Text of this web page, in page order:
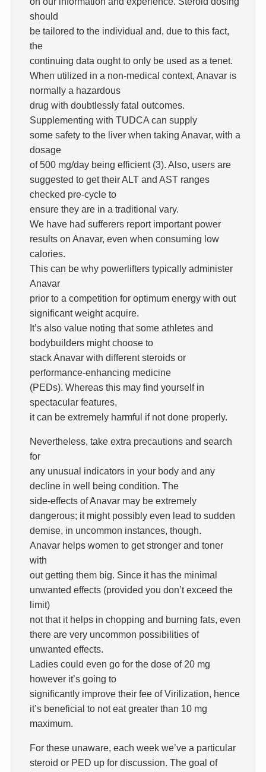
should
be tailored to the individual and, due to this fact,
the
continuing data ought to only be used as a tenet.
When utilized in a non-medical context, Anavar is
normally a hazardous
drug with doubtlessly fatal outcomes.
Supplementing with TUDCA can supply
some safety to the liver when taking Anavar, with a
dosage
of 500 mg/day being efficient (3). Also, users are
suggested to get their ALT and AST ranges
checked pre-cycle to
ensure they are in a traditional vary.
We have had sufferers report important power
results on Anavar, even when consuming low
calories.
This can be why powerlifters typically administer
Anavar
prior to a competition for optimum energy with out
significant weight acquire.
It’s also value noting that some athletes and
bodybuilders might choose to
stack Anavar with different steroids or
performance-enhancing medicine
(PEDs). Whereas this may find yourself in
spectacular features,
it can be extremely harmful if not done properly.
Nevertheless, take extra precautions and search
for
any unusual indicators in your body and any
decline in well being condition. The
side-effects of Anavar may be extremely
dangerous; it might possibly even lead to sudden
demise, in uncommon instances, though.
Anavar helps women to get stronger and toner
with
out getting them big. Since it has the minimal
unwanted effects (provided you don’t exceed the
limit)
not that it helps in chopping and burning fats, even
there are very uncommon possibilities of
unwanted effects.
Ladies could even go for the dose of 20 mg
however it’s going to
significantly improve their fee of Virilization, hence
it’s beneficial to not eat greater than 10 mg
maximum.
For these unaware, each week we’ve a particular
steroid or PED up for discussion. The goal of